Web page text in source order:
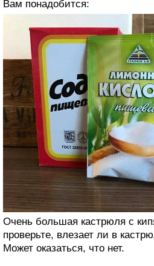
Вам понадобится:
Очень большая кастрюля с
проверьте, влезает ли в
Может оказаться, что нет.